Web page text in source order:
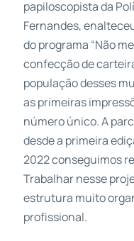
papiloscopista da
Fernandes,
do programa “Não
confecção de
população desses
as primeiras
número único. A
desde a primeira
2022 conseguimos
Trabalhar nesse
estrutura muito
profissional.